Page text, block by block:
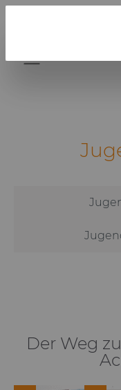
Der Weg